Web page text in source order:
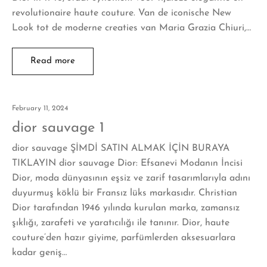
revolutionaire haute couture. Van de iconische New
Look tot de moderne creaties van Maria Grazia Chiuri,…
Read more
February 11, 2024
dior sauvage 1
dior sauvage ŞİMDİ SATIN ALMAK İÇİN BURAYA
TIKLAYIN dior sauvage Dior: Efsanevi Modanın İncisi
Dior, moda dünyasının eşsiz ve zarif tasarımlarıyla adını
duyurmuş köklü bir Fransız lüks markasıdır. Christian
Dior tarafından 1946 yılında kurulan marka, zamansız
şıklığı, zarafeti ve yaratıcılığı ile tanınır. Dior, haute
couture’den hazır giyime, parfümlerden aksesuarlara
kadar geniş…